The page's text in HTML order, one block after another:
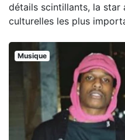
détails scintillants, la star
culturelles les plus
Musique